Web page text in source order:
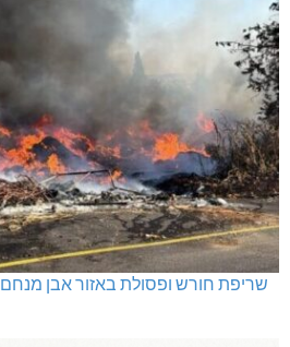
שריפת חורש ופסולת באזור אבן מנחם